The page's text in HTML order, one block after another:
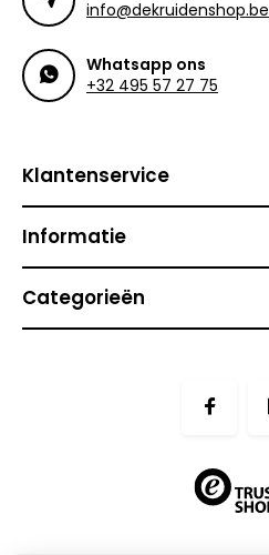
info@dekruidenshop.be
Whatsapp ons
+32 495 57 27 75
Klantenservice
Informatie
Categorieën